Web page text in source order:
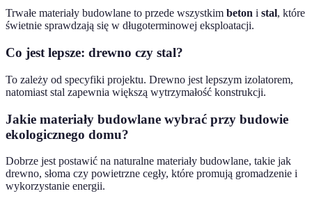
Trwałe materiały budowlane to przede wszystkim beton i stal, które
świetnie sprawdzają się w długoterminowej eksploatacji.
Co jest lepsze: drewno czy stal?
To zależy od specyfiki projektu. Drewno jest lepszym izolatorem,
natomiast stal zapewnia większą wytrzymałość konstrukcji.
Jakie materiały budowlane wybrać przy budowie
ekologicznego domu?
Dobrze jest postawić na naturalne materiały budowlane, takie jak
drewno, słoma czy powietrzne cegły, które promują gromadzenie i
wykorzystanie energii.